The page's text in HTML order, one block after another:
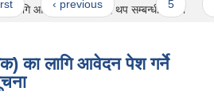
‹ previous … 5
लागि आवेदन पेश गर्ने म्याद थप सम्बन्धी सूचना
का लागि आवेदन पेश गर्ने